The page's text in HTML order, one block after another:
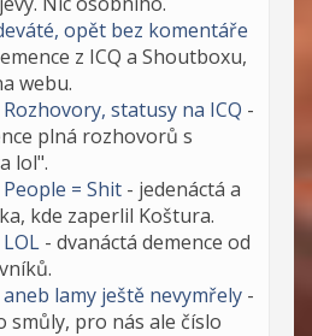
opět bez komentáře
z ICQ a Shoutboxu,
webu.
statusy na ICQ -
plná rozhovorů s
lol".
= Shit - jedenáctá a
kde zaperlil Koštura.
- dvanáctá demence od
lamy ještě nevymřely -
smůly, pro nás ale číslo